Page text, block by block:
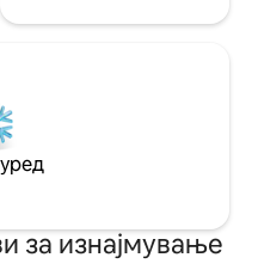
за изнајмување